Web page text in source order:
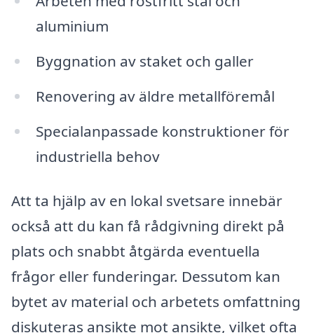
aluminium
Byggnation av staket och galler
Renovering av äldre metallföremål
Specialanpassade konstruktioner för
industriella behov
Att ta hjälp av en lokal svetsare innebär
också att du kan få rådgivning direkt på
plats och snabbt åtgärda eventuella
frågor eller funderingar. Dessutom kan
bytet av material och arbetets omfattning
diskuteras ansikte mot ansikte, vilket ofta